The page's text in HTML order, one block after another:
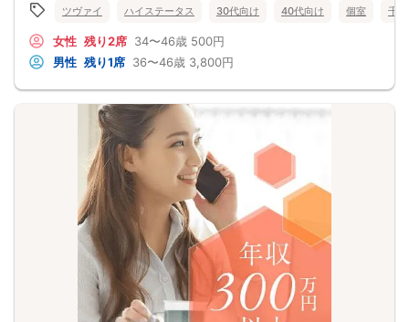
ツヴァイ ハイステータス 30代向け 40代向け 個室 千
女性 残り2席 34〜46歳 500円
男性 残り1席 36〜46歳 3,800円